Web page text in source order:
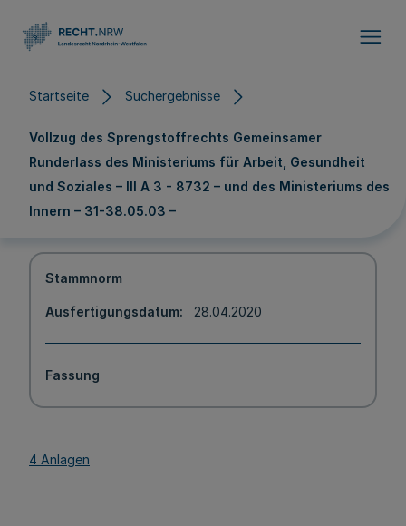
Startseite Suchergebnisse
Vollzug des Sprengstoffrechts Gemeinsamer
Runderlass des Ministeriums für Arbeit, Gesundheit
und Soziales – III A 3 - 8732 – und des Ministeriums des
Innern – 31-38.05.03 –
Stammnorm
Ausfertigungsdatum 28.04.2020
Fassung
4 Anlagen